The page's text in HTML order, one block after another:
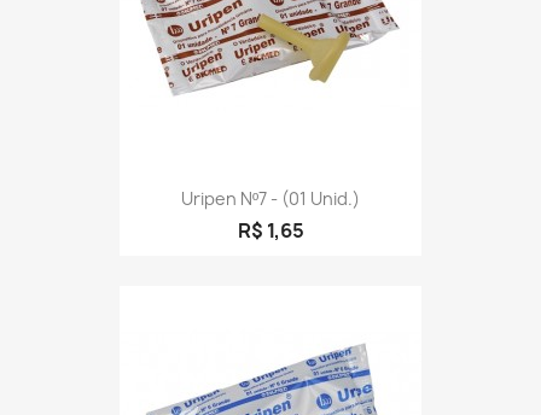
Uripen Nº7 - (01 Unid.)
R$ 1,65